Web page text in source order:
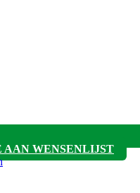
AAN WENSENLIJST